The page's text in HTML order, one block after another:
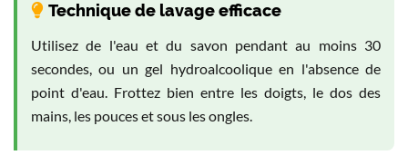
Technique de lavage efficace
Utilisez de l'eau et du savon pendant au moins 30
secondes, ou un gel hydroalcoolique en l'absence de
point d'eau. Frottez bien entre les doigts, le dos des
mains, les pouces et sous les ongles.